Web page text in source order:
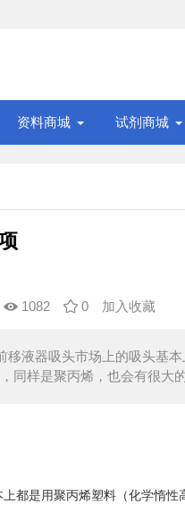
资料商城 试剂商城
1082 0 加入收藏
移液器吸头市场上的吸头基
同样是聚丙烯，也会有很大
都是用聚丙烯塑料（化学惰